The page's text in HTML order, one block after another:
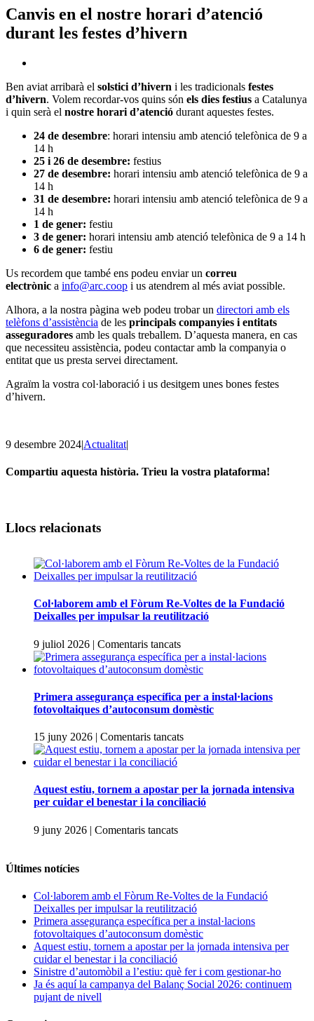
Canvis en el nostre horari d’atenció
durant les festes d’hivern
Ben aviat arribarà el solstici d’hivern i les tradicionals festes
d’hivern. Volem recordar-vos quins són els dies festius a Catalunya
i quin serà el nostre horari d’atenció durant aquestes festes.
24 de desembre: horari intensiu amb atenció telefònica de 9 a
14 h
25 i 26 de desembre: festius
27 de desembre: horari intensiu amb atenció telefònica de 9 a
14 h
31 de desembre: horari intensiu amb atenció telefònica de 9 a
14 h
1 de gener: festiu
3 de gener: horari intensiu amb atenció telefònica de 9 a 14 h
6 de gener: festiu
Us recordem que també ens podeu enviar un correu
electrònic a info@arc.coop i us atendrem al més aviat possible.
Alhora, a la nostra pàgina web podeu trobar un directori amb els
telèfons d’assistència de les principals companyies i entitats
asseguradores amb les quals treballem. D’aquesta manera, en cas
que necessiteu assistència, podeu contactar amb la companyia o
entitat que us presta servei directament.
Agraïm la vostra col·laboració i us desitgem unes bones festes
d’hivern.
9 desembre 2024|Actualitat|
Compartiu aquesta història. Trieu la vostra plataforma!
Llocs relacionats
Col·laborem amb el Fòrum Re-Voltes de la Fundació
Deixalles per impulsar la reutilització
9 juliol 2026 | Comentaris tancatsa
Col·laborem
amb
Fòrum
Re-
la
Fundació
impulsar
la
Primera assegurança específica per a instal·lacions
fotovoltaiques d’autoconsum domèstic
15 juny 2026 | Comentaris tancatsa
Primera
per
a
Aquest estiu, tornem a apostar per la jornada intensiva
per cuidar el benestar i la conciliació
9 juny 2026 | Comentaris tancatsa
apostar
per
la
jornada
intensiva
per
cuidar
el
benestar
Últimes notícies
Col·laborem amb el Fòrum Re-Voltes de la Fundació
Deixalles per impulsar la reutilització
Primera assegurança específica per a instal·lacions
fotovoltaiques d’autoconsum domèstic
Aquest estiu, tornem a apostar per la jornada intensiva per
cuidar el benestar i la conciliació
Sinistre d’automòbil a l’estiu: què fer i com gestionar-ho
Ja és aquí la campanya del Balanç Social 2026: continuem
pujant de nivell